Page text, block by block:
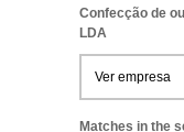
Confecção de
LDA
Ver empresa
Matches in the